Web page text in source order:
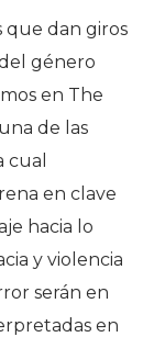
que dan giros
género
en The
de las
cual
en clave
hacia lo
y violencia
serán en
en